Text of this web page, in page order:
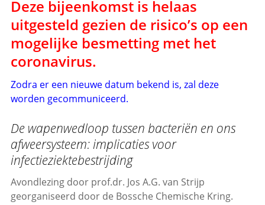
Deze bijeenkomst is helaas
uitgesteld gezien de risico’s op een
mogelijke besmetting met het
coronavirus.
Zodra er een nieuwe datum bekend is, zal deze
worden gecommuniceerd.
De wapenwedloop tussen bacteriën en ons
afweersysteem: implicaties voor
infectieziektebestrijding
Avondlezing door prof.dr. Jos A.G. van Strijp
georganiseerd door de Bossche Chemische Kring.